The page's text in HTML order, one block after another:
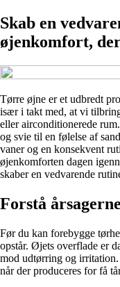
Skab en
øjenkomfort,
Tørre øjne er et udbredt
især i takt med, at vi
eller airconditionerede
og svie til en følelse af
vaner og en konsekvent
øjenkomforten dagen
skaber en vedvarende
Forstå
Før du kan forebygge
opstår. Øjets overflade er
mod udtørring og
når der produceres for få